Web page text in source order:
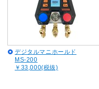
デジタルマニホールド
MS-200
￥33,000(税抜)